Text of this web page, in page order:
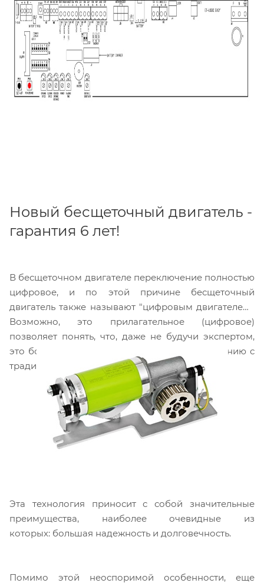
Новый бесщеточный двигатель -
гарантия 6 лет!
В бесщеточном двигателе переключение полностью
цифровое, и по этой причине бесщеточный
двигатель также называют "цифровым двигателем".
Возможно, это прилагательное (цифровое)
позволяет понять, что, даже не будучи экспертом,
это большой технологический шаг по сравнению с
традиционными двигателями.
Эта технология приносит с собой значительные
преимущества, наиболее очевидные из
которых: большая надежность и долговечность.
Помимо этой неоспоримой особенности, еще